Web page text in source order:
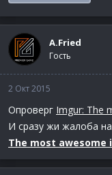
A.Fried
Гость
2 Окт 2015
Опроверг Imgur: The
И сразу жи жалоба на
The most